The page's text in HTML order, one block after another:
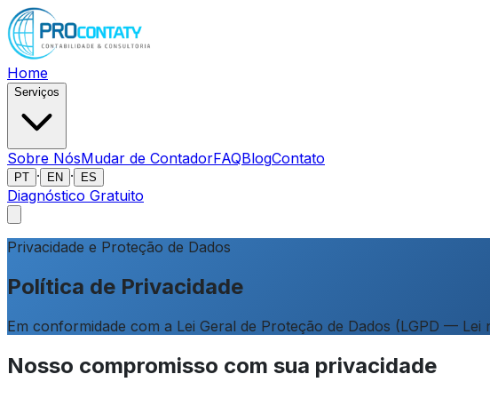
Home
Serviços
Sobre NósMudar de ContadorFAQBlogContato
PT · EN · ES
Diagnóstico Gratuito
Privacidade e Proteção de Dados
Política de Privacidade
Em conformidade com a Lei Geral de Proteção de Dados (LGPD — Lei
Nosso compromisso com sua privacidade